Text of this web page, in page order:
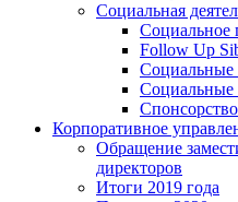
Социальная
Социальное
Follow Up
Социальные
Социальные
Спонсорство
Корпоративное
Обращение
директоров
Итоги 2019 года